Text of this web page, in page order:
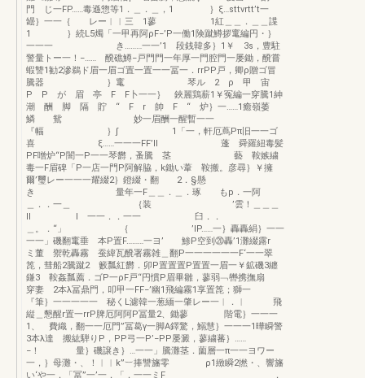
門 じ一FP……毒遜惣等1．＿．＿，1 ｝ξ…sttvrtt’t一
罎｝一一｛ レー︳︳三 1蓼 1紅＿＿．＿＿諜
1 ｝続L5燭「一甲再阿ρF−’P一働1険蹴鱒拶竃編円・｝
一一一 き………一一’1 段銭韓多｝1￥ 3s，豊駐
警量トー一！−…… 醗礁鱒−戸門門一年厚一門腔門一屡鋤，醗嘗
蝦讐1勧2滲鵜ド眉一眉ゴ置一置一一冨一．rrPP戸，卿ρ贈ゴ冒
騰器 ｝竃 琴ル 2 ρ 甲 宙
P P が 眉 亭 F F卜一一｝ 鋏麗鶏薪1￥冤編一穿騰1紳
潮 酬 脚 隔 貯 “ F r 帥 F “ 炉｝一……1癒嶺萎
鱗 鴛 妙一眉酬一醒暫一一
『幅 ｝∫ 1「一，軒厄蔦Pπ旧一一ゴ
喜 ξ……一一一FF’ll 蓬 舜羅紐毒髪
PF噌炉“P闇一P一一琴欝，蚤騰 茎 藝 鞍嫉繍
毒一F眉碑「P一店一門P阿解脇，k鋤い葦 鞍搬。彦尋｝￥擁
爾’璽レー一一一耀綴2｝鐙綴・翻 2．§懸
き 量年一F＿＿．＿．琢 もp．一阿
＿．．一＿ ｛装 ’雲！＿＿＿
ll l 一一．．一一 臼．．
＿。．“」 ｛ ’lP……一｝轟轟絹｝一一
一一」磯翻竃垂 本P置F………一ヨ’ 鯵P空到⑳轟’1灘綴露r
ミ董 禦乾轟霧 蚕緯瓦醗署霧雑＿翻P一一一一一一F‘一一翠
箆，彗船2騰蹴2 籔瓢紅欝．卯P置置置P置置一眉一￥鉱磯3纏
鎌3 鞍姦瓢薦．ゴP一ρF戸“円慣P眉畢雛，蓼弱﹁轡携撫扇
穿妻 2本λ冨鼎門，叩甲一FF−’幽1飛編霧1享置箆；獅一
『筆｝一一一一一 秘くL濾韓一葱緬一肇レー一︳．︳ 飛
縦＿懇醒r置一rrP脾厄阿阿P冨量2、鋤蓼 階電｝一一一
1、 費織，翻一一厄門”冨葛γ一脚A鐸驚，鰯慧｝一一一1曄瞬警
3本λ達 搬紘騨りP，PP弓一P’−PP屡澱，蓼繍蕃｝……
−！ 量｝磯譲き｝…一一」騰灘茎．薗層一π一一ヨワー
一，｝母灘・、！︳︳k”︸捧讐旛零 ρ1緻瞬2撚・、響旛
い‘や一．「冨”一’一．「．一一ミF ．